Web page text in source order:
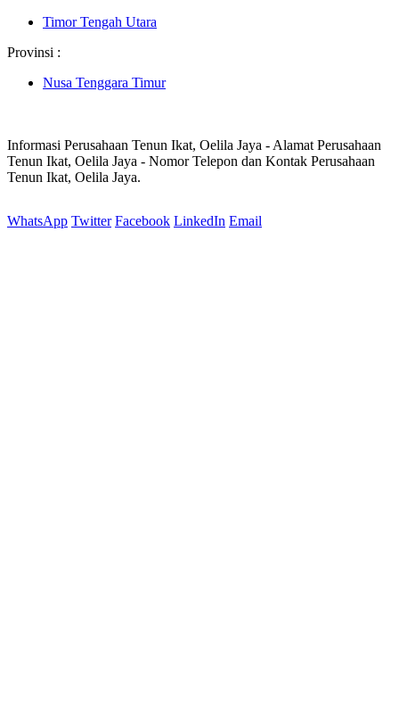
Timor Tengah Utara
Provinsi :
Nusa Tenggara Timur
Informasi Perusahaan Tenun Ikat, Oelila Jaya - Alamat Perusahaan
Tenun Ikat, Oelila Jaya - Nomor Telepon dan Kontak Perusahaan
Tenun Ikat, Oelila Jaya.
WhatsApp Twitter Facebook LinkedIn Email